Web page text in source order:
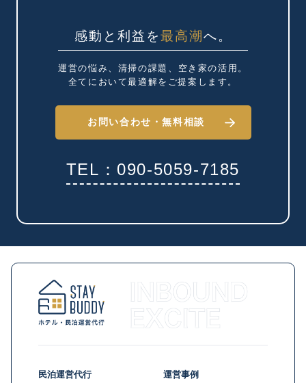
感動と利益を最高潮へ。
運営の悩み、清掃の課題、 空き家の活用。
全てにおいて最適解を ご提案します。
お問い合わせ・無料相談
TEL：090-5059-7185
民泊運営代行 運営事例